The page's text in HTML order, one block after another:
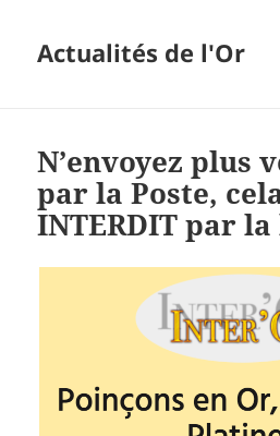
Actualités de l'Or
N’envoyez plus
par la Poste,
INTERDIT par